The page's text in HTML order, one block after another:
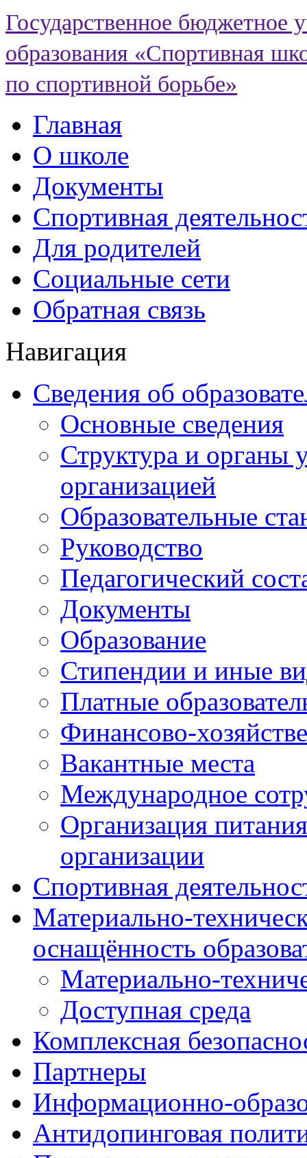
Государственное бюджетное
образования «Спортивная
по спортивной борьбе»
Главная
О школе
Документы
Спортивная
Для родителей
Социальные сети
Обратная связь
Навигация
Сведения об
Основные сведения
Структура и органы
организацией
Образовательные
Руководство
Педагогический
Документы
Образование
Стипендии и иные
Платные
Финансово-
Вакантные места
Международное
Организация
организации
Спортивная
Материально-
оснащённость
Материально-
Доступная среда
Комплексная
Партнеры
Информационно-
Антидопинговая